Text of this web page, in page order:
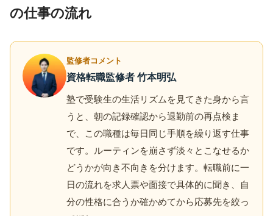
の仕事の流れ
監修者コメント
資格転職監修者 竹本明弘
塾で受験生の生活リズムを見てきた身から言
うと、朝の記録確認から退勤前の再点検ま
で、この職種は毎日同じ手順を繰り返す仕事
です。ルーティンを崩さず淡々とこなせるか
どうかが向き不向きを分けます。転職前に一
日の流れを求人票や面接で具体的に聞き、自
分の性格に合うか確かめてから応募先を絞っ